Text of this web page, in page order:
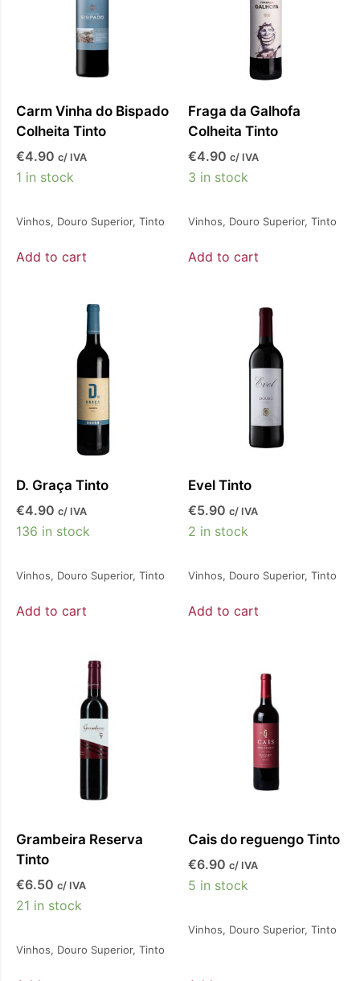
Carm Vinha do Bispado
Colheita Tinto
€4.90 c/ IVA
1 in stock
Vinhos, Douro Superior, Tinto
Add to cart
Fraga da Galhofa
Colheita Tinto
€4.90 c/ IVA
3 in stock
Vinhos, Douro Superior, Tinto
Add to cart
D. Graça Tinto
€4.90 c/ IVA
136 in stock
Vinhos, Douro Superior, Tinto
Add to cart
Evel Tinto
€5.90 c/ IVA
2 in stock
Vinhos, Douro Superior, Tinto
Add to cart
Grambeira Reserva
Tinto
€6.50 c/ IVA
21 in stock
Vinhos, Douro Superior, Tinto
Cais do reguengo Tinto
€6.90 c/ IVA
5 in stock
Vinhos, Douro Superior, Tinto